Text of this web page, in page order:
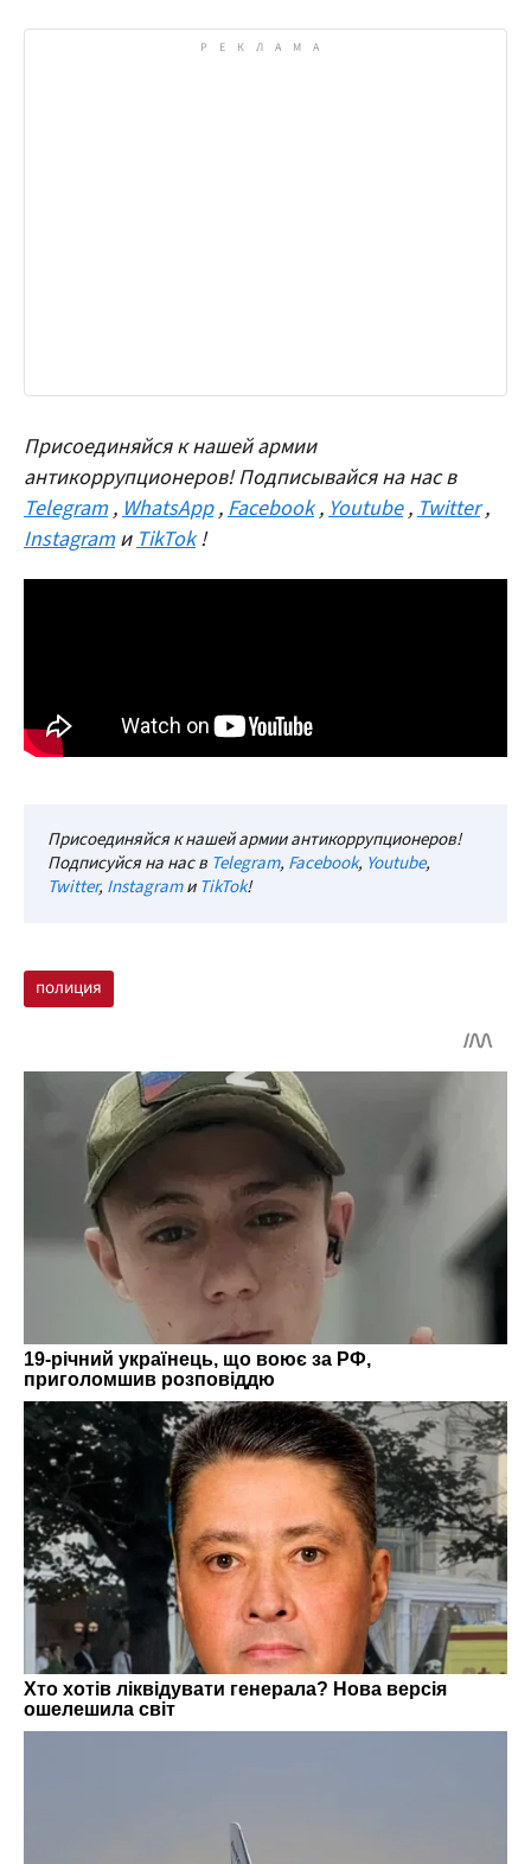
Присоединяйся к нашей армии
антикоррупционеров! Подписывайся на нас в
Telegram ,WhatsApp ,Facebook ,Youtube ,Twitter ,
Instagram иTikTok !
Присоединяйся к нашей армии антикоррупционеров!
Подписуйся на нас в Telegram, Facebook, Youtube,
Twitter, InstagramиTikTok!
полиция